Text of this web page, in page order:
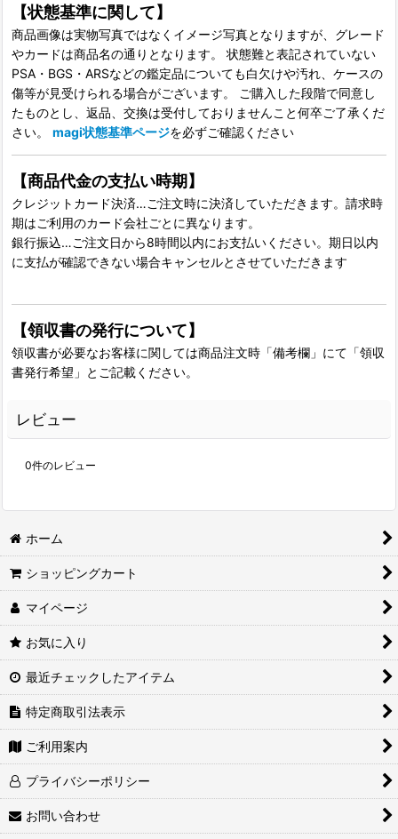
【状態基準に関して】
商品画像は実物写真ではなくイメージ写真となりますが、グレード
やカードは商品名の通りとなります。 状態難と表記されていない
PSA・BGS・ARSなどの鑑定品についても白欠けや汚れ、ケースの
傷等が見受けられる場合がございます。 ご購入した段階で同意し
たものとし、返品、交換は受付しておりませんこと何卒ご了承くだ
さい。 magi状態基準ページを必ずご確認ください
【商品代金の支払い時期】
クレジットカード決済…ご注文時に決済していただきます。請求時
期はご利用のカード会社ごとに異なります。
銀行振込…ご注文日から8時間以内にお支払いください。期日以内
に支払が確認できない場合キャンセルとさせていただきます
【領収書の発行について】
領収書が必要なお客様に関しては商品注文時「備考欄」にて「領収
書発行希望」とご記載ください。
レビュー
0件のレビュー
ホーム
ショッピングカート
マイページ
お気に入り
最近チェックしたアイテム
特定商取引法表示
ご利用案内
プライバシーポリシー
お問い合わせ